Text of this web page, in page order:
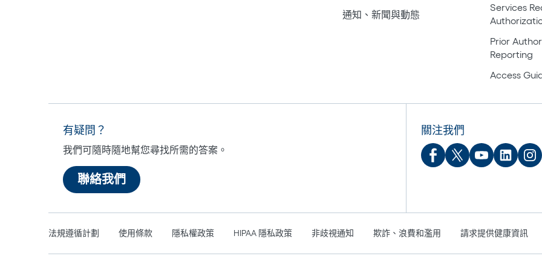
通知、新聞與動態
Services
Prior
Reporting
Access
有疑問？
我們可隨時隨地幫您尋找所需的答案。
聯絡我們
關注我們
法規遵循計劃 使用條款 隱私權政策 HIPAA 隱私政策 非歧視通知 欺詐、浪費和濫用 請求提供健康資訊